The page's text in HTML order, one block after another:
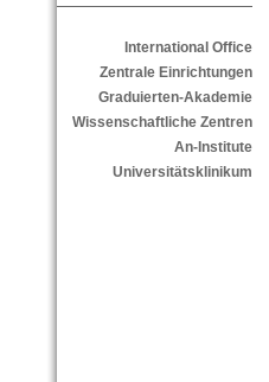
International Office
Zentrale Einrichtungen
Graduierten-Akademie
Wissenschaftliche Zentren
An-Institute
Universitätsklinikum